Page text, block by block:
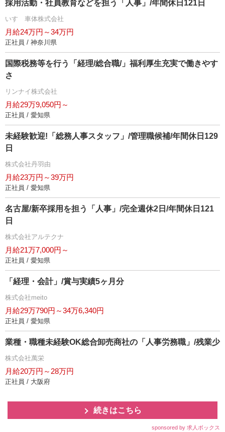
採用活動・社員教育などを担う「人事」/年間休日121日
いすゞ車体株式会社
月給24万円～34万円
正社員 / 神奈川県
国際税務等を行う「経理/総合職/」福利厚生充実で働きやす
さ
リンナイ株式会社
月給29万9,050円～
正社員 / 愛知県
未経験歓迎!「総務人事スタッフ」/管理職候補/年間休日129
日
株式会社丹羽由
月給23万円～39万円
正社員 / 愛知県
名古屋/新卒採用を担う「人事」/完全週休2日/年間休日121
日
株式会社アルテクナ
月給21万7,000円～
正社員 / 愛知県
「経理・会計」/賞与実績5ヶ月分
株式会社meito
月給29万790円～34万6,340円
正社員 / 愛知県
業種・職種未経験OK総合卸売商社の「人事労務職」/残業少
株式会社萬栄
月給20万円～28万円
正社員 / 大阪府
続きはこちら
sponsored by 求人ボックス